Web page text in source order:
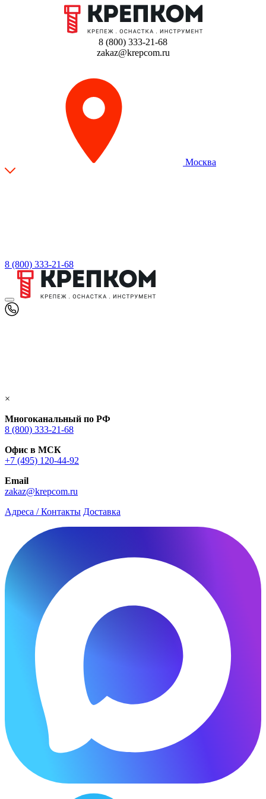
8 (800) 333-21-68
zakaz@krepcom.ru
Москва
8 (800) 333-21-68
×
Многоканальный по РФ
8 (800) 333‑21-68
Офис в МСК
+7 (495) 120-44-92
Email
zakaz@krepcom.ru
Адреса / Контакты Доставка